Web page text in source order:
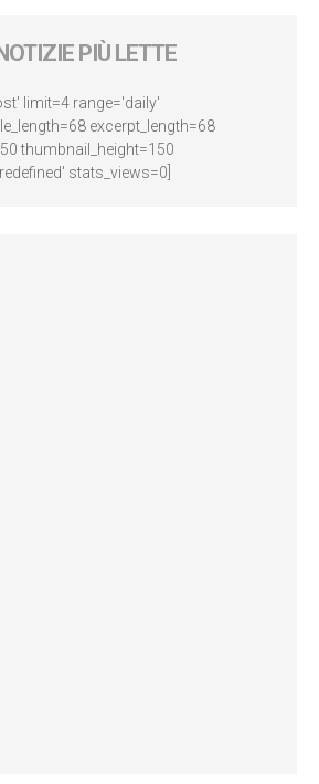
PIÙ LETTE
limit=4 range='daily'
excerpt_length=68
thumbnail_height=150
stats_views=0]